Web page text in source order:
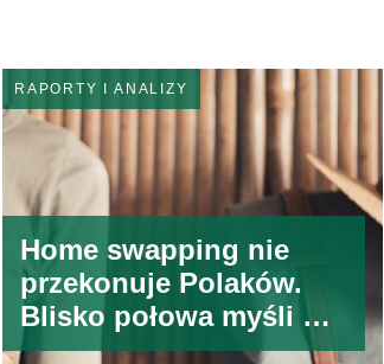
RAPORTY I ANALIZY
Home swapping nie
przekonuje Polaków.
Blisko połowa myśli o
zakupie wakacyjnej